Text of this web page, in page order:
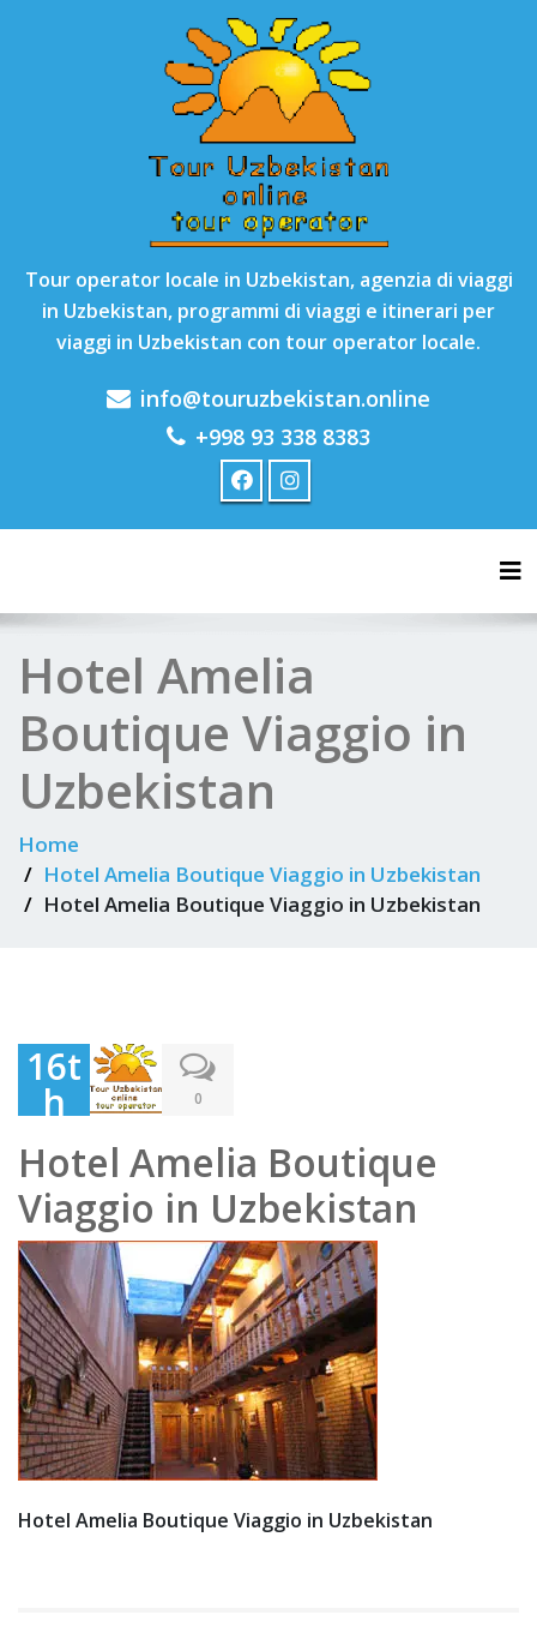
Tour operator locale in Uzbekistan, agenzia di viaggi
in Uzbekistan, programmi di viaggi e itinerari per
viaggi in Uzbekistan con tour operator locale.
info@touruzbekistan.online
+998 93 338 8383
Hotel Amelia
Boutique Viaggio in
Uzbekistan
Home
Hotel Amelia Boutique Viaggio in Uzbekistan
Hotel Amelia Boutique Viaggio in Uzbekistan
16t
h
Dec
em
ber
201
9
0
Hotel Amelia Boutique
Viaggio in Uzbekistan
Hotel Amelia Boutique Viaggio in Uzbekistan